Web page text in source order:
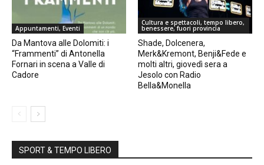
Appuntamenti, Eventi
Da Mantova alle Dolomiti: i
“Frammenti” di Antonella
Fornari in scena a Valle di
Cadore
Cultura e spettacoli, tempo libero,
benessere, fuori provincia
Shade, Dolcenera,
Merk&Kremont, Benji&Fede e
molti altri, giovedì sera a
Jesolo con Radio
Bella&Monella
SPORT & TEMPO LIBERO